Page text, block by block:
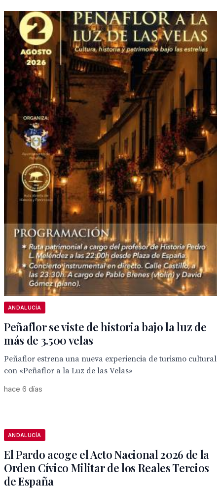
ANDALUCÍA
Peñaflor se viste de historia bajo la luz de
más de 3.500 velas
Peñaflor estrena una nueva experiencia de turismo cultural
con «Peñaflor a la Luz de las Velas»
hace 6 días
ANDALUCÍA
El Pardo acoge el Acto Nacional 2026 de la
Orden Cívico Militar de los Reales Tercios
de España